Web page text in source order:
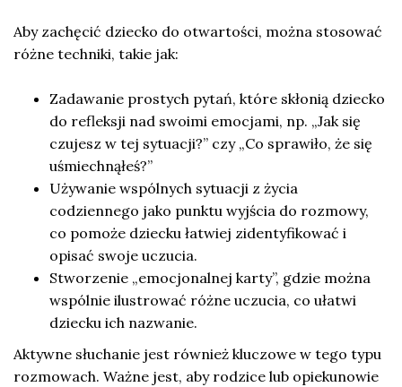
Aby zachęcić dziecko do otwartości, można stosować
różne techniki, takie jak:
Zadawanie prostych pytań, które skłonią dziecko
do refleksji nad swoimi emocjami, np. „Jak się
czujesz w tej sytuacji?” czy „Co sprawiło, że się
uśmiechnąłeś?”
Używanie wspólnych sytuacji z życia
codziennego jako punktu wyjścia do rozmowy,
co pomoże dziecku łatwiej zidentyfikować i
opisać swoje uczucia.
Stworzenie „emocjonalnej karty”, gdzie można
wspólnie ilustrować różne uczucia, co ułatwi
dziecku ich nazwanie.
Aktywne słuchanie jest również kluczowe w tego typu
rozmowach. Ważne jest, aby rodzice lub opiekunowie